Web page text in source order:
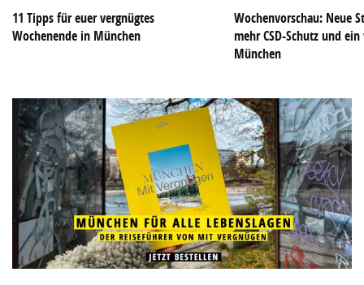
11 Tipps für euer vergnügtes
Wochenende in München
Wochenvorschau: Neue
mehr CSD-Schutz und
München